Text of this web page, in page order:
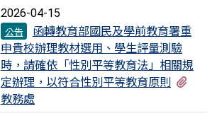
2026-04-15
公告
函轉教育部國民及學前教育署重
申貴校辦理教材選用、學生評量測驗
時，請確依「性別平等教育法」相關規
定辦理，以符合性別平等教育原則
教務處